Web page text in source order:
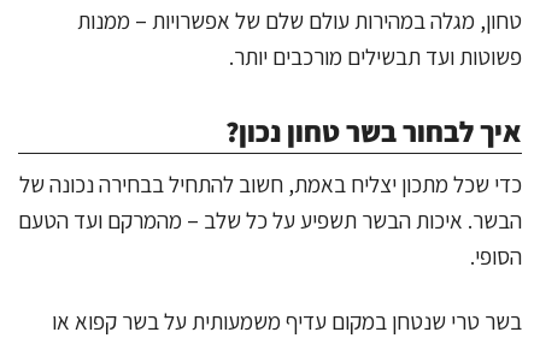
טחון, מגלה במהירות עולם שלם של אפשרויות – ממנות
פשוטות ועד תבשילים מורכבים יותר.
איך לבחור בשר טחון נכון?
כדי שכל מתכון יצליח באמת, חשוב להתחיל בבחירה נכונה של
הבשר. איכות הבשר תשפיע על כל שלב – מהמרקם ועד הטעם
הסופי.
בשר טרי שנטחן במקום עדיף משמעותית על בשר קפוא או